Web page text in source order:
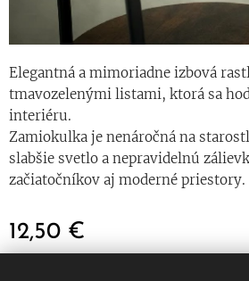
Elegantná a mimoriadne izbová
tmavozelenými listami, ktorá sa
interiéru.
Zamiokulka je nenáročná na
slabšie svetlo a nepravidelnú
začiatočníkov aj moderné priestory.
12,50 €